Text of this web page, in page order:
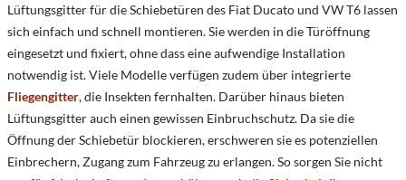
Lüftungsgitter für die Schiebetüren des Fiat Ducato und VW T6 lassen
sich einfach und schnell montieren. Sie werden in die Türöffnung
eingesetzt und fixiert, ohne dass eine aufwendige Installation
notwendig ist. Viele Modelle verfügen zudem über integrierte
Fliegengitter, die Insekten fernhalten. Darüber hinaus bieten
Lüftungsgitter auch einen gewissen Einbruchschutz. Da sie die
Öffnung der Schiebetür blockieren, erschweren sie es potenziellen
Einbrechern, Zugang zum Fahrzeug zu erlangen. So sorgen Sie nicht